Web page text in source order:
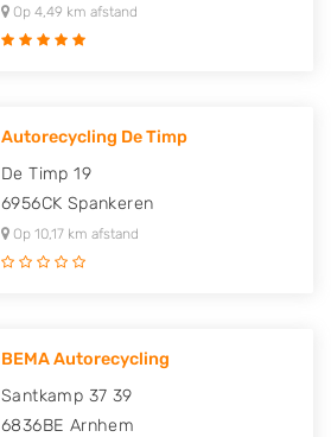
Op 4,49 km afstand
Autorecycling De Timp
De Timp 19
6956CK Spankeren
Op 10,17 km afstand
BEMA Autorecycling
Santkamp 37 39
6836BE Arnhem